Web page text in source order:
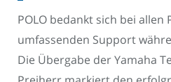
POLO bedankt sich bei
umfassenden Support
Die Übergabe der Yamaha